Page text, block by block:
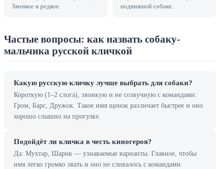
Звонкое и редкое.
подвижной собаке.
Частые вопросы: как назвать собаку-
мальчика русской кличкой
Какую русскую кличку лучше выбрать для собаки?
Короткую (1–2 слога), звонкую и не созвучную с командами:
Гром, Барс, Дружок. Такое имя щенок различает быстрее и оно
хорошо слышно на прогулке.
Подойдёт ли кличка в честь киногероя?
Да: Мухтар, Шарик — узнаваемые варианты. Главное, чтобы
имя легко громко звать и оно не сливалось с командами.